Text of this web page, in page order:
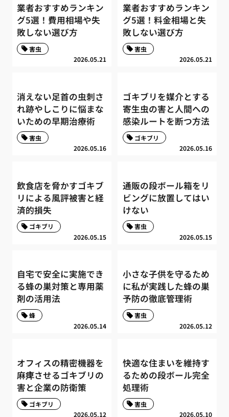
業者おすすめランキン
グ5選！費用相場や失
敗しない選び方
2026.05.21
害虫
業者おすすめランキン
グ5選！料金相場と失
敗しない選び方
2026.05.21
害虫
消えない足首の虫刺さ
れ跡やしこりに悩まな
いための早期治療術
2026.05.16
害虫
ゴキブリを媒介とする
寄生虫の害と人間への
感染ルートを断つ方法
2026.05.16
ゴキブリ
飲食店を脅かすゴキブ
リによる風評被害と経
済的損失
2026.05.15
ゴキブリ
通販の段ボール箱をリ
ビングに放置してはい
けない
2026.05.15
害虫
自宅で安全に実施でき
る蜂の巣対策と専用薬
剤の活用法
2026.05.14
蜂
小さな子供を守るため
に私が実践した蜂の巣
予防の徹底管理術
2026.05.12
害虫
オフィスの精密機器を
麻痺させるゴキブリの
害と企業の防衛策
2026.05.12
ゴキブリ
快適な住まいを維持す
るための段ボール完全
処理術
2026.05.10
害虫